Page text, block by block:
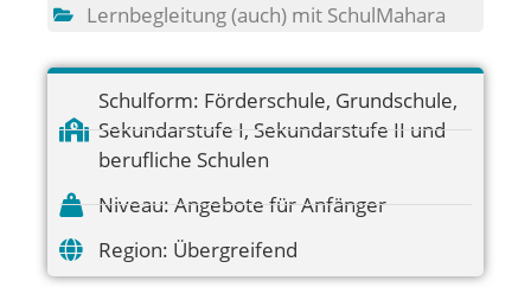
Lernbegleitung (auch) mit SchulMahara
Schulform: Förderschule, Grundschule,
Sekundarstufe I, Sekundarstufe II und
berufliche Schulen
Niveau: Angebote für Anfänger
Region: Übergreifend